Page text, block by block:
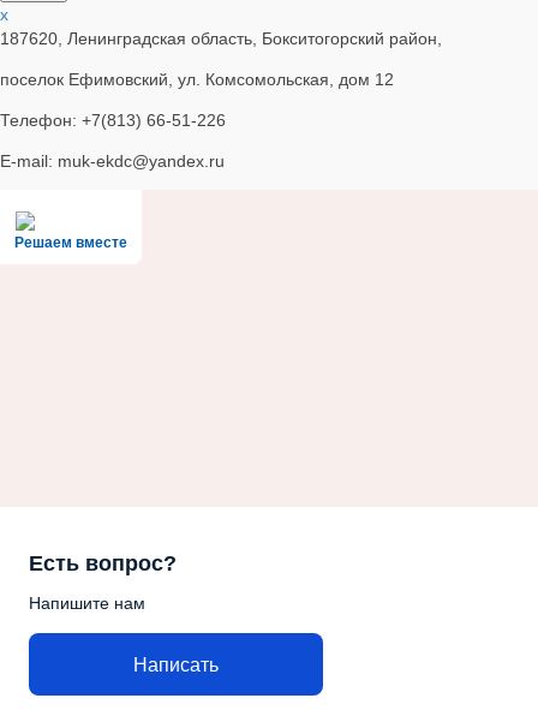
x
187620, Ленинградская область, Бокситогорский район,
поселок Ефимовский, ул. Комсомольская, дом 12
Телефон: +7(813) 66-51-226
E-mail: muk-ekdc@yandex.ru
Решаем вместе
Есть вопрос?
Напишите нам
Написать